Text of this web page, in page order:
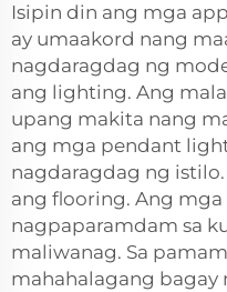
Isipin din ang mga
ay umaakord nang
nagdaragdag ng
ang lighting. Ang
upang makita nang
ang mga pendant
nagdaragdag ng
ang flooring. Ang
nagpaparamdam sa
maliwanag. Sa
mahahalagang bagay